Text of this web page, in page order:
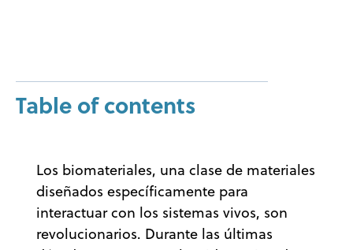
Table of contents
Los biomateriales, una clase de materiales
diseñados específicamente para
interactuar con los sistemas vivos, son
revolucionarios. Durante las últimas